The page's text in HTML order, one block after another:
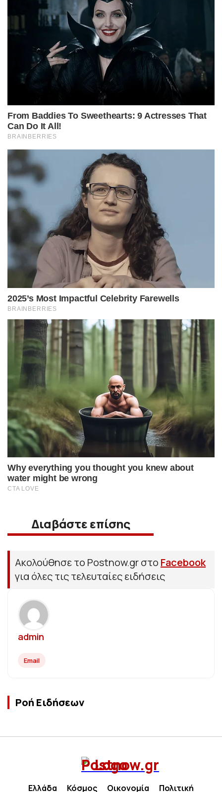
Διαβάστε επίσης
Ακολούθησε το Postnow.gr στο Facebook
για όλες τις τελευταίες ειδήσεις
admin
Email
Ροή Ειδήσεων
Ελλάδα Κόσμος Οικονομία Πολιτική